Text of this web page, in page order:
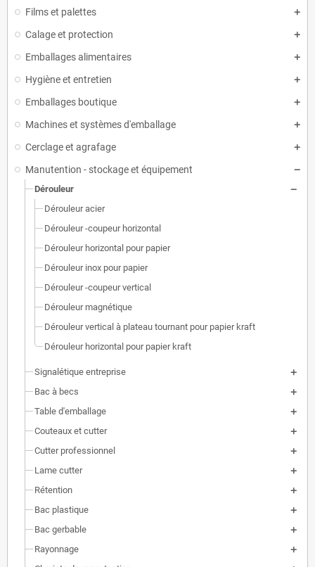
Films et palettes
Calage et protection
Emballages alimentaires
Hygiène et entretien
Emballages boutique
Machines et systèmes d'emballage
Cerclage et agrafage
Manutention - stockage et équipement
Dérouleur
Dérouleur acier
Dérouleur -coupeur horizontal
Dérouleur horizontal pour papier
Dérouleur inox pour papier
Dérouleur -coupeur vertical
Dérouleur magnétique
Dérouleur vertical à plateau tournant pour papier kraft
Dérouleur horizontal pour papier kraft
Signalétique entreprise
Bac à becs
Table d'emballage
Couteaux et cutter
Cutter professionnel
Lame cutter
Rétention
Bac plastique
Bac gerbable
Rayonnage